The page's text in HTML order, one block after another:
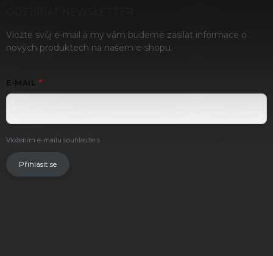
Vložte svůj e-mail a my vám budeme zasílat informace o
nových produktech na našem e-shopu.
E-MAIL
Vložením e-mailu souhlasíte s .
Přihlásit se